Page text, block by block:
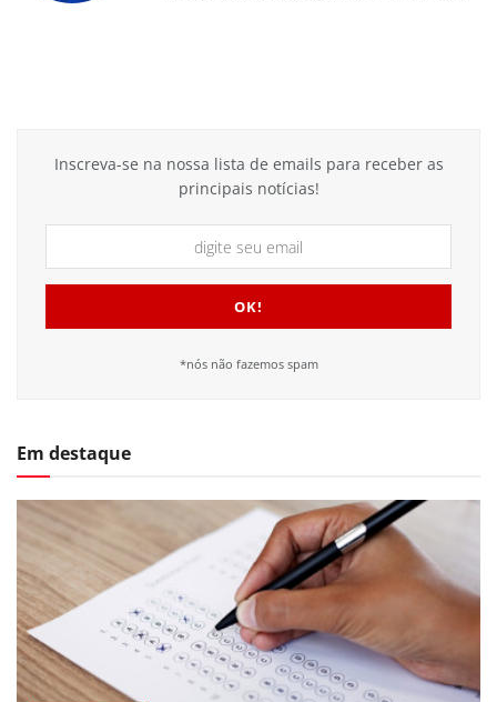
Inscreva-se na nossa lista de emails para receber as
principais notícias!
*nós não fazemos spam
Em destaque